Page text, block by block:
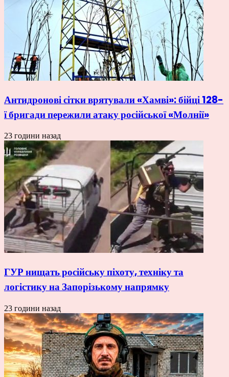
Антидронові сітки врятували «Хамві»: бійці 128-
ї бригади пережили атаку російської «Молнії»
23 години назад
ГУР нищать російську піхоту, техніку та
логістику на Запорізькому напрямку
23 години назад